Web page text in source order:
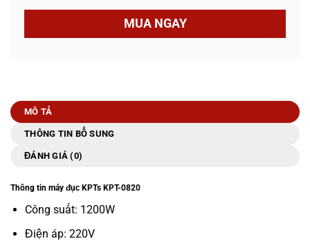
MUA NGAY
MÔ TẢ
THÔNG TIN BỔ SUNG
ĐÁNH GIÁ (0)
Thông tin máy đục KPTs KPT-0820
Công suất: 1200W
Điện áp: 220V